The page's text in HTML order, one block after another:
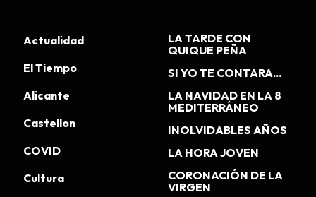
Actualidad
El Tiempo
Alicante
Castellon
COVID
Cultura
LA TARDE CON
QUIQUE PEÑA
SI YO TE CONTARA...
LA NAVIDAD EN LA 8
MEDITERRÁNEO
INOLVIDABLES AÑOS
LA HORA JOVEN
CORONACIÓN DE LA
VIRGEN